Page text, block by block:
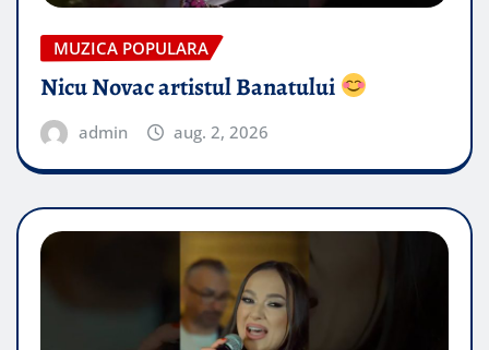
MUZICA POPULARA
Nicu Novac artistul Banatului
admin aug. 2, 2026